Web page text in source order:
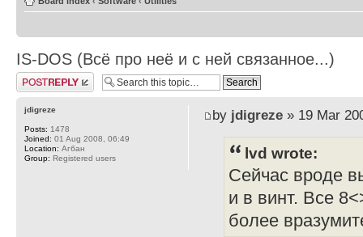
IS-DOS (Всё про неё и с ней связанное...)
Post a reply
by jdigreze» 19 Mar
lvd wrote:
Сейчас вроде
и в винт. Все
более
jdigreze
Posts: 1478
Joined: 01 Aug 2008, 06:49
Location: Агбан
Group: Registered users